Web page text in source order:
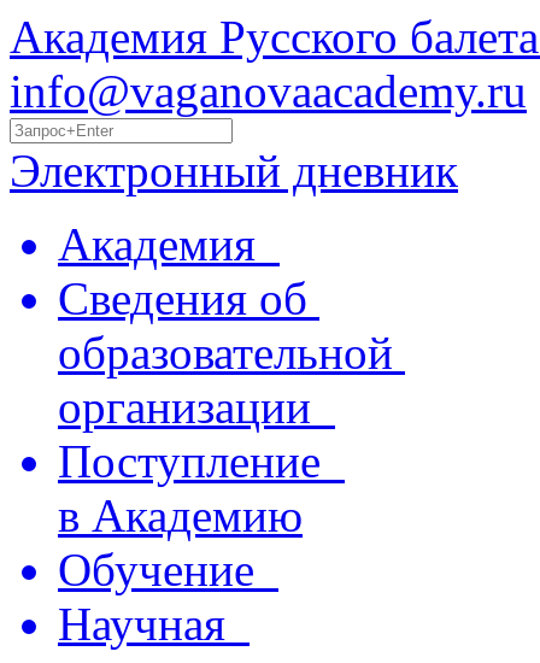
Академия Русского
info@vaganovaacademy.ru
Электронный дневник
Академия
Сведения об
образовательной
организации
Поступление
в Академию
Обучение
Научная